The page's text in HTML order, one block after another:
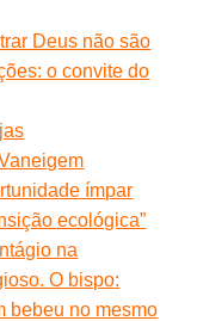
Deus não são
o convite do
ímpar
ecológica”
na
O bispo:
bebeu no mesmo